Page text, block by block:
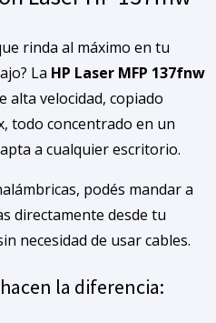
rinda al máximo en tu
La HP Laser MFP 137fnw
alta velocidad, copiado
todo concentrado en un
a cualquier escritorio.
podés mandar a
directamente desde tu
necesidad de usar cables.
la diferencia: